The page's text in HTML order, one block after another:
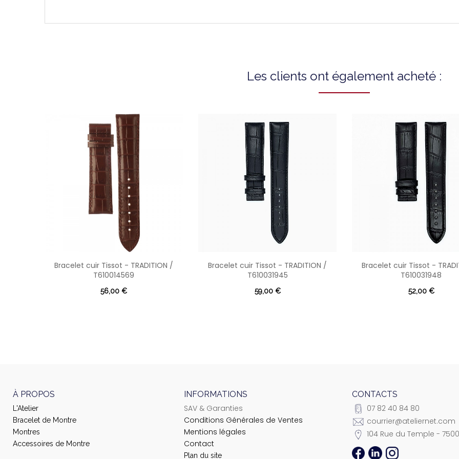
Les clients ont également acheté :
Bracelet cuir Tissot - TRADITION /
T610014569
56,00 €
Bracelet cuir Tissot - TRADITION /
T610031945
59,00 €
Bracelet cuir Tissot -
T610031948
52,00 €
À PROPOS
L'Atelier
Bracelet de Montre
Montres
Accessoires de Montre
INFORMATIONS
SAV & Garanties
Conditions Générales de Ventes
Mentions légales
Contact
Plan du site
CONTACTS
07 82 40 84 80
courrier@ateliernet.com
104 Rue du Temple -